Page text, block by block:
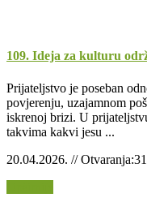
109. Ideja za kulturu
Prijateljstvo je poseban
povjerenju, uzajamnom
iskrenoj brizi. U
takvima kakvi jesu ...
20.04.2026. //